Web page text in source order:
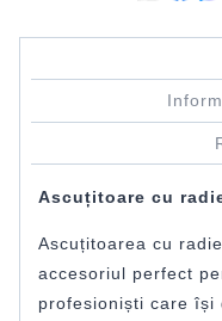
Ascuțitoare cu
Ascuțitoarea cu
accesoriul perfect
profesioniști care își